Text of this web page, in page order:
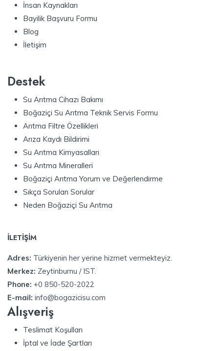
İnsan Kaynakları
Bayilik Başvuru Formu
Blog
İletişim
Destek
Su Arıtma Cihazı Bakımı
Boğaziçi Su Arıtma Teknik Servis Formu
Arıtma Filtre Özellikleri
Arıza Kaydı Bildirimi
Su Arıtma Kimyasalları
Su Arıtma Mineralleri
Boğaziçi Arıtma Yorum ve Değerlendirme
Sıkça Sorulan Sorular
Neden Boğaziçi Su Arıtma
İLETİŞİM
Adres: Türkiyenin her yerine hizmet vermekteyiz.
Merkez: Zeytinburnu / IST.
Phone: +0 850-520-2022
E-mail: info@bogazicisu.com
Alışveriş
Teslimat Koşulları
İptal ve İade Şartları